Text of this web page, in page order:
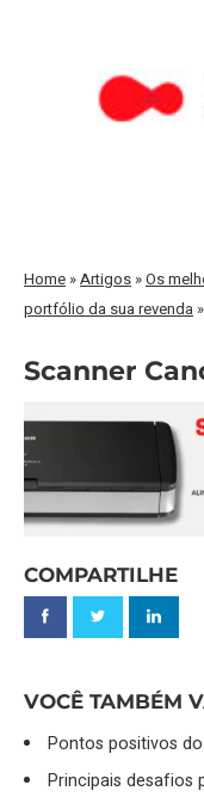
Home »Artigos »Os
portfólio da sua revenda »
Scanner
COMPARTILHE
VOCÊ TAMBÉM
Pontos positivos
Principais desafios